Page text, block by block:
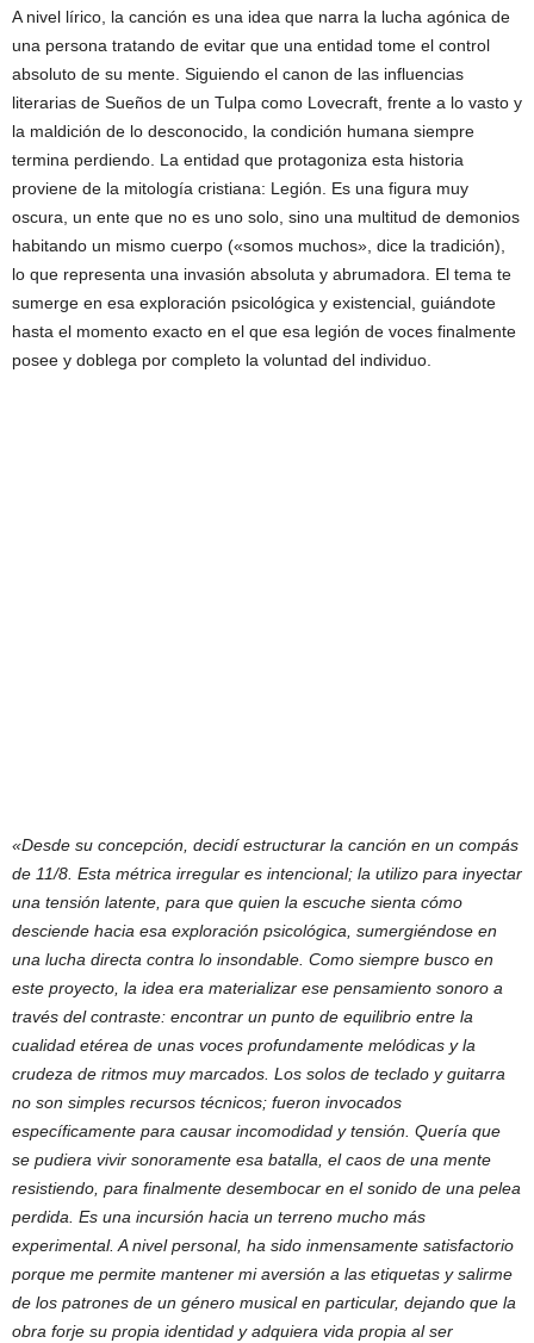
A nivel lírico, la canción es una idea que narra la lucha agónica de
una persona tratando de evitar que una entidad tome el control
absoluto de su mente. Siguiendo el canon de las influencias
literarias de Sueños de un Tulpa como Lovecraft, frente a lo vasto y
la maldición de lo desconocido, la condición humana siempre
termina perdiendo. La entidad que protagoniza esta historia
proviene de la mitología cristiana: Legión. Es una figura muy
oscura, un ente que no es uno solo, sino una multitud de demonios
habitando un mismo cuerpo («somos muchos», dice la tradición),
lo que representa una invasión absoluta y abrumadora. El tema te
sumerge en esa exploración psicológica y existencial, guiándote
hasta el momento exacto en el que esa legión de voces finalmente
posee y doblega por completo la voluntad del individuo.
«Desde su concepción, decidí estructurar la canción en un compás
de 11/8. Esta métrica irregular es intencional; la utilizo para inyectar
una tensión latente, para que quien la escuche sienta cómo
desciende hacia esa exploración psicológica, sumergiéndose en
una lucha directa contra lo insondable. Como siempre busco en
este proyecto, la idea era materializar ese pensamiento sonoro a
través del contraste: encontrar un punto de equilibrio entre la
cualidad etérea de unas voces profundamente melódicas y la
crudeza de ritmos muy marcados. Los solos de teclado y guitarra
no son simples recursos técnicos; fueron invocados
específicamente para causar incomodidad y tensión. Quería que
se pudiera vivir sonoramente esa batalla, el caos de una mente
resistiendo, para finalmente desembocar en el sonido de una pelea
perdida. Es una incursión hacia un terreno mucho más
experimental. A nivel personal, ha sido inmensamente satisfactorio
porque me permite mantener mi aversión a las etiquetas y salirme
de los patrones de un género musical en particular, dejando que la
obra forje su propia identidad y adquiera vida propia al ser